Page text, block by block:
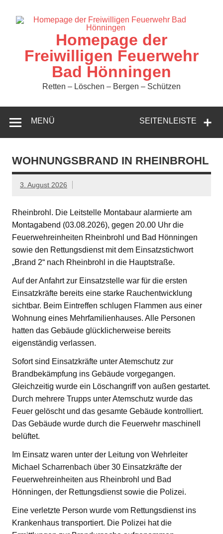
springen
Homepage der
Freiwilligen Feuerwehr
Bad Hönningen
Retten – Löschen – Bergen – Schützen
SEITENLEISTE
MENÜ
WOHNUNGSBRAND IN RHEINBROHL
3. August 2026
Rheinbrohl. Die Leitstelle Montabaur alarmierte am
Montagabend (03.08.2026), gegen 20.00 Uhr die
Feuerwehreinheiten Rheinbrohl und Bad Hönningen
sowie den Rettungsdienst mit dem Einsatzstichwort
„Brand 2“ nach Rheinbrohl in die Hauptstraße.
Auf der Anfahrt zur Einsatzstelle war für die ersten
Einsatzkräfte bereits eine starke Rauchentwicklung
sichtbar. Beim Eintreffen schlugen Flammen aus einer
Wohnung eines Mehrfamilienhauses. Alle Personen
hatten das Gebäude glücklicherweise bereits
eigenständig verlassen.
Sofort sind Einsatzkräfte unter Atemschutz zur
Brandbekämpfung ins Gebäude vorgegangen.
Gleichzeitig wurde ein Löschangriff von außen gestartet.
Durch mehrere Trupps unter Atemschutz wurde das
Feuer gelöscht und das gesamte Gebäude kontrolliert.
Das Gebäude wurde durch die Feuerwehr maschinell
belüftet.
Im Einsatz waren unter der Leitung von Wehrleiter
Michael Scharrenbach über 30 Einsatzkräfte der
Feuerwehreinheiten aus Rheinbrohl und Bad
Hönningen, der Rettungsdienst sowie die Polizei.
Eine verletzte Person wurde vom Rettungsdienst ins
Krankenhaus transportiert. Die Polizei hat die